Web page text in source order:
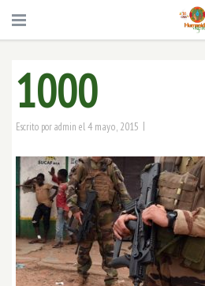
1000
Escrito poradmin el4 mayo, 2015 |